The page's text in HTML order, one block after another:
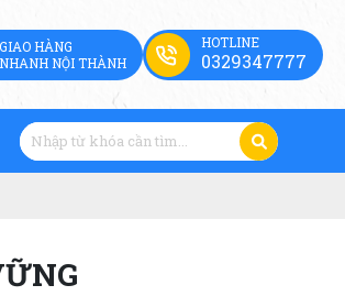
GIAO HÀNG
NHANH NỘI THÀNH
HOTLINE
0329347777